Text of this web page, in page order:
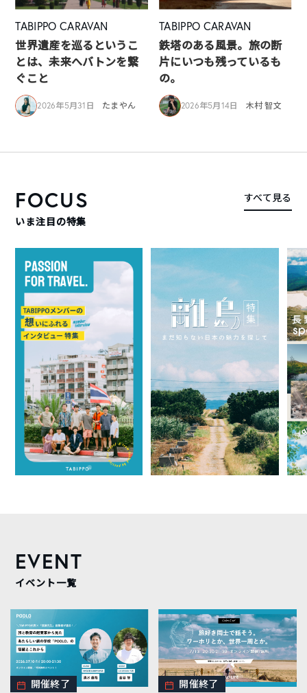
TABIPPO CARAVAN
世界遺産を巡るというこ
とは、未来へバトンを繋
ぐこと
2026年5月31日 たまやん
TABIPPO CARAVAN
鉄塔のある風景。旅の断
片にいつも残っているも
の。
2026年5月14日 木村 智文
FOCUS
いま注目の特集
すべて見る
EVENT
イベント一覧
開催終了 開催終了